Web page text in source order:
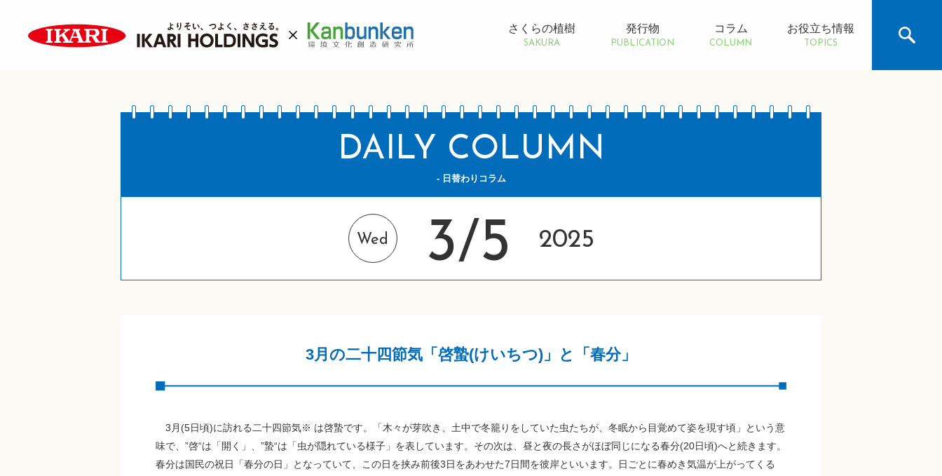
さくらの植樹
SAKURA
発行物
PUBLICATION
コラム
COLUMN
お役立ち情報
TOPICS
DAILY COLUMN
- 日替わりコラム
Wed 3/5 2025
3月の二十四節気「啓蟄(けいちつ)」と「春分」
3月(5日頃)に訪れる二十四節気※ は啓蟄です。「木々が芽吹き、土中で冬籠りをしていた虫たちが、冬眠から目覚めて姿を現す頃」という意
味で、”啓“は「開く」、”蟄“は「虫が隠れている様子」を表しています。その次は、昼と夜の長さがほぼ同じになる春分(20日頃)へと続きます。
春分は国民の祝日「春分の日」となっていて、この日を挟み前後3日をあわせた7日間を彼岸といいます。日ごとに春めき気温が上がってくる